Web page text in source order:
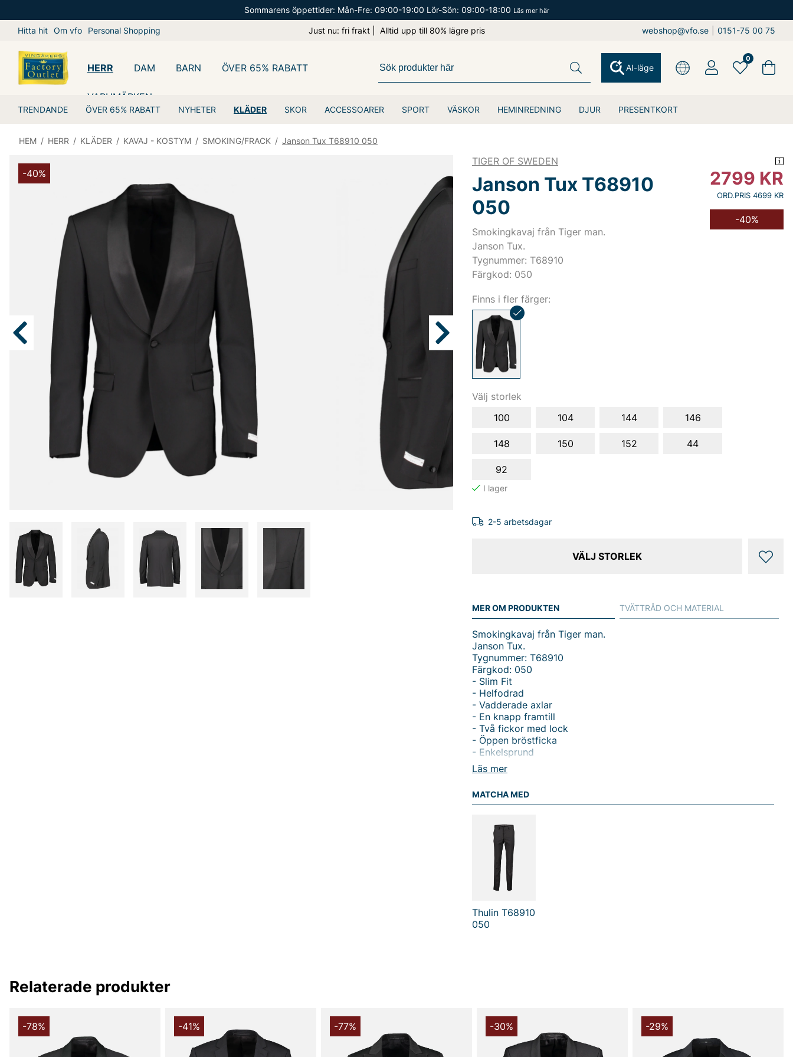
Sommarens öppettider: Mån-Fre: 09:00-19:00 Lör-Sön: 09:00-18:00 Läs mer här
Hitta hit Om vfo Personal Shopping Just nu: fri frakt | Alltid upp till 80% lägre pris webshop@vfo.se 0151-75 00 75
HERR
TRENDANDE ÖVER 65% RABATT NYHETER KLÄDER SKOR ACCESSOARER SPORT VÄSKOR HEMINREDNING DJUR PRESENTKORT
DAM BARN ÖVER 65% RABATT
VARUMÄRKEN
AI-läge
0
HEM / HERR / KLÄDER / KAVAJ - KOSTYM / SMOKING/FRACK / Janson Tux T68910 050
-40%
TIGER OF SWEDEN
Janson Tux T68910
050
Smokingkavaj från Tiger man.
Janson Tux.
Tygnummer: T68910
Färgkod: 050
2799 KR
ORD.PRIS 4699 KR
-40%
Finns i fler färger:
Välj storlek
100
104 144 146
148 150 152 44
92
2-5 arbetsdagar
VÄLJ STORLEK
MER OM PRODUKTEN
Läs mer
Smokingkavaj från Tiger man.
Janson Tux.
Tygnummer: T68910
Färgkod: 050
- Slim Fit
- Helfodrad
- Vadderade axlar
- En knapp framtill
- Två fickor med lock
- Öppen bröstficka
- Enkelsprund
- Herrkavaj
Vingåker.Läs mer på
TVÄTTRÅD OCH MATERIAL
MATCHA MED
Thulin T68910
050
Relaterade produkter
-78% -41% -77% -30% -29%